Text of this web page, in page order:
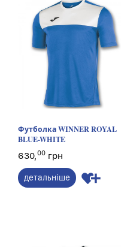
Футболка WINNER ROYAL
BLUE-WHITE
630,00 грн
детальніше